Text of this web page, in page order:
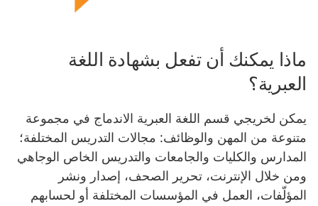
ماذا يمكنك أن تفعل بشهادة اللغة
العبرية؟
يمكن لخريجي قسم اللغة العبرية الاندماج في مجموعة
متنوعة من المهن والوظائف: مجالات التدريس المختلفة؛
المدارس والكليات والجامعات والتدريس الخاص الوجاهي
ومن خلال الإنترنت، تحرير الصحف، إصدار ونشر
المؤلّفات، العمل في المؤسسات المختلفة أو لحسابهم